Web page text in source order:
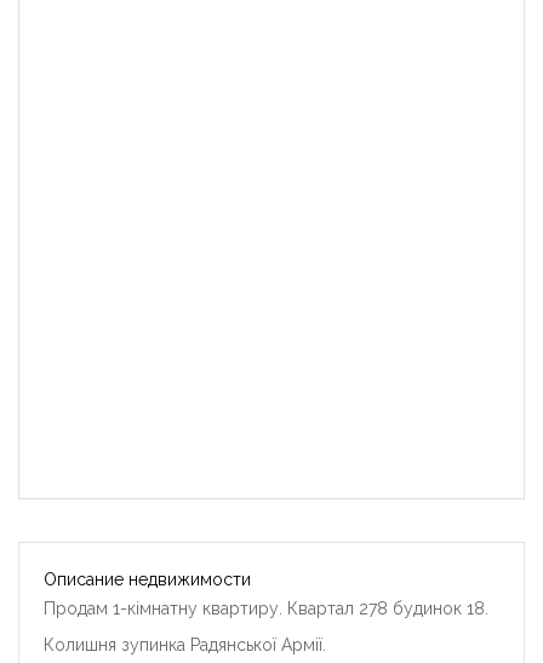
Описание недвижимости
Продам 1-кімнатну квартиру.
Квартал 278 будинок 18.
Колишня зупинка Радянської Армії.